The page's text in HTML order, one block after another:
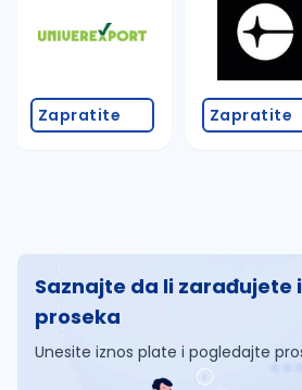
Zapratite Zapratite
Saznajte da li zarađujete
proseka
Unesite iznos plate i pogledajte